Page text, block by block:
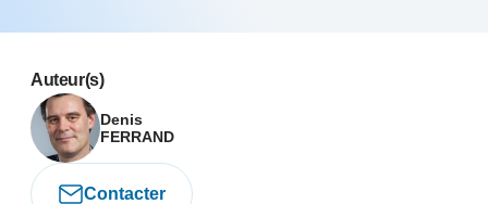
Auteur(s)
Denis
FERRAND
Contacter